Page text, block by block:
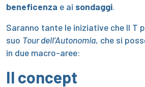
beneficenza e ai sondaggi.
Saranno tante le iniziative che Il T
suo Tour dell’Autonomia, che si
in due macro-aree:
Il concept